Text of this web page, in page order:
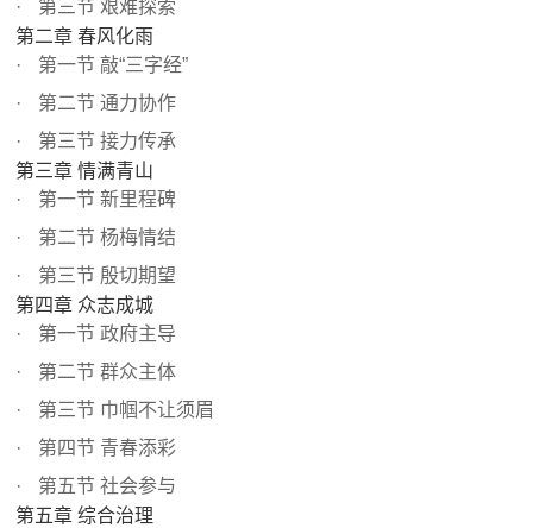
第三节 艰难探索
第二章 春风化雨
第一节 敲“三字经”
第二节 通力协作
第三节 接力传承
第三章 情满青山
第一节 新里程碑
第二节 杨梅情结
第三节 殷切期望
第四章 众志成城
第一节 政府主导
第二节 群众主体
第三节 巾帼不让须眉
第四节 青春添彩
第五节 社会参与
第五章 综合治理